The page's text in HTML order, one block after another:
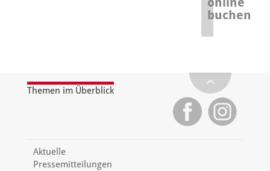
buchen
Themen im Überblick
Aktuelle
Pressemitteilungen